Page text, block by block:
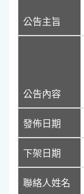
公告主旨
公告內容
發佈日期
下架日期
聯絡人姓名